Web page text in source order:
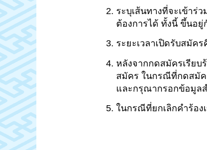
ระบุเส้นทางที่จะเข้าร่
ต้องการได้ ทั้งนี้ ขึ้นอยู่
ระยะเวลาเปิดรับสมัค
หลังจากกดสมัครเรียบ
สมัคร ในกรณีที่กดสมัค
และกรุณากรอกข้อมูล
ในกรณีที่ยกเลิกคำร้อง